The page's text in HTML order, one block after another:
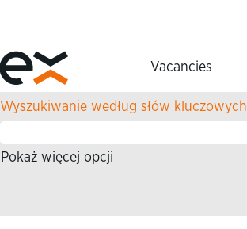
Vacancies
Szukaj wyników dla"".
Wyszukiwanie według słów kluczowych
Pokaż więcej opcji